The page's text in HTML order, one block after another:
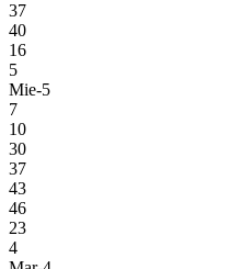
37
40
16
5
Mie-5
7
10
30
37
43
46
23
4